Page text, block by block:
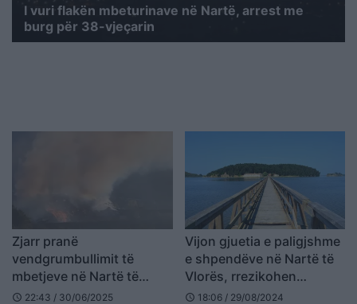
I vuri flakën mbeturinave në Nartë, arrest me
burg për 38-vjeçarin
Zjarr pranë
vendgrumbullimit të
mbetjeve në Nartë të
Vlorës, zjarrfikëset në
schedule 22:43 / 30/06/2025
Vijon gjuetia e paligjshme
e shpendëve në Nartë të
Vlorës, rrezikohen
flamingot
schedule 18:06 / 29/08/2024